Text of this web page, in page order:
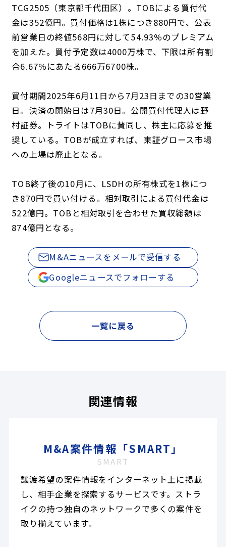
TCG2505（東京都千代田区）。TOBによる買付代
金は352億円。買付価格は1株につき880円で、公表
前営業日の終値568円に対して54.93％のプレミアム
を加えた。買付予定数は4000万株で、下限は所有割
合6.67％にあたる666万6700株。
買付期間2025年6月11日から7月23日までの30営業
日。決済の開始日は7月30日。公開買付代理人は野
村証券。トライトはTOBに賛同し、株主に応募を推
奨している。TOBが成立すれば、東証グロース市場
への上場は廃止となる。
TOB終了後の10月に、LSDHの所有株式を1株につ
き870円で買い付ける。相対取引による買付代金は
522億円。TOBと相対取引を合わせた買収総額は
874億円となる。
M&Aニュースをメールで受信する
Googleニュースでフォローする
一覧に戻る
関連情報
M&A案件情報「SMART」
SMART
譲渡希望の案件情報をインターネット上に掲載
し、相手企業を探索するサービスです。ストラ
イクの持つ独自のネットワークで多くの案件を
取り揃えています。